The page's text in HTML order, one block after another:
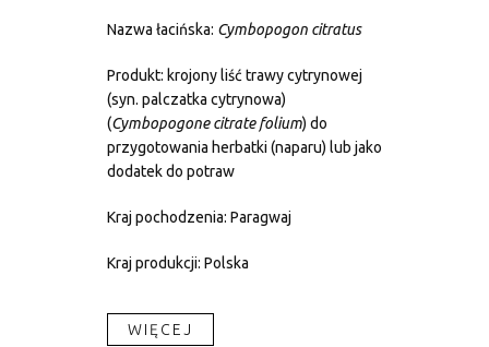
Nazwa łacińska: Cymbopogon citratus
Produkt: krojony liść trawy cytrynowej
(syn. palczatka cytrynowa)
(Cymbopogone citrate folium) do
przygotowania herbatki (naparu) lub jako
dodatek do potraw
Kraj pochodzenia: Paragwaj
Kraj produkcji: Polska
WIĘCEJ​